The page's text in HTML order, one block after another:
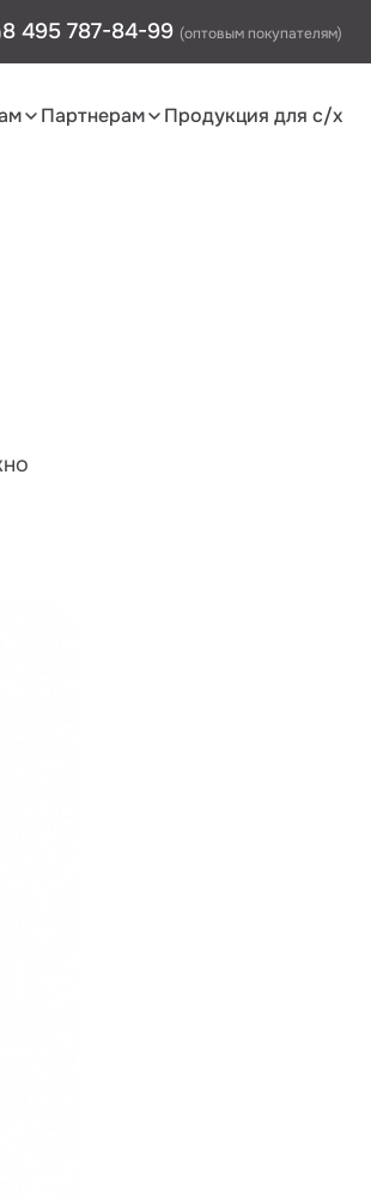
8 495 787-84-99 (оптовым покупателям)
Партнерам Продукция для с/х